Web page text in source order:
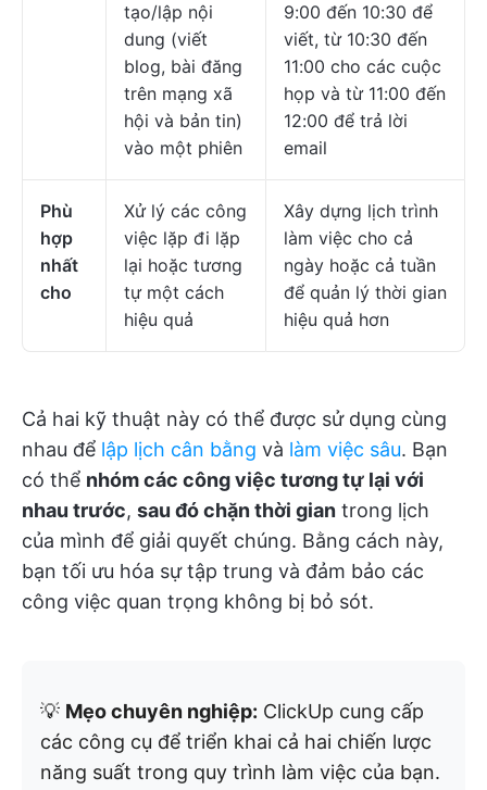
tạo/lập nội
dung (viết
blog, bài đăng
trên mạng xã
hội và bản tin)
vào một phiên
9:00 đến 10:30 để
viết, từ 10:30 đến
11:00 cho các cuộc
họp và từ 11:00 đến
12:00 để trả lời
email
Phù
hợp
nhất
cho
Xử lý các công
việc lặp đi lặp
lại hoặc tương
tự một cách
hiệu quả
Xây dựng lịch trình
làm việc cho cả
ngày hoặc cả tuần
để quản lý thời gian
hiệu quả hơn
Cả hai kỹ thuật này có thể được sử dụng cùng
nhau để lập lịch cân bằng và làm việc sâu. Bạn
có thể nhóm các công việc tương tự lại với
nhau trước, sau đó chặn thời gian trong lịch
của mình để giải quyết chúng. Bằng cách này,
bạn tối ưu hóa sự tập trung và đảm bảo các
công việc quan trọng không bị bỏ sót.
💡 Mẹo chuyên nghiệp: ClickUp cung cấp
các công cụ để triển khai cả hai chiến lược
năng suất trong quy trình làm việc của bạn.